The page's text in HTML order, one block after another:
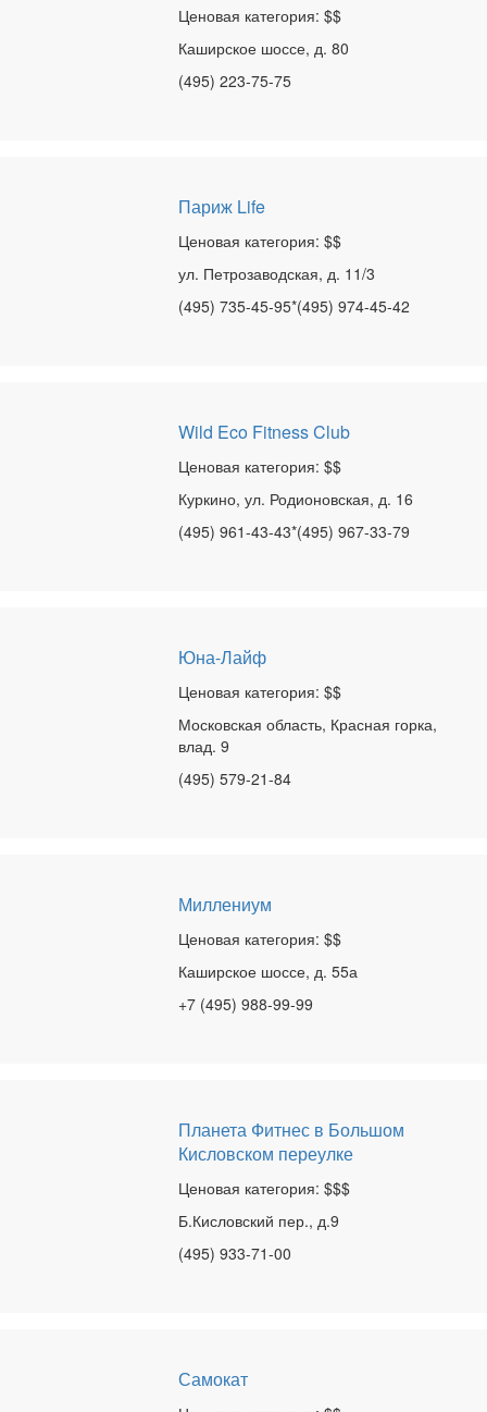
Ценовая категория: $$
Каширское шоссе, д. 80
(495) 223-75-75
Париж Life
Ценовая категория: $$
ул. Петрозаводская, д. 11/3
(495) 735-45-95*(495) 974-45-42
Wild Eco Fitness Club
Ценовая категория: $$
Куркино, ул. Родионовская, д. 16
(495) 961-43-43*(495) 967-33-79
Юна-Лайф
Ценовая категория: $$
Московская область, Красная горка,
влад. 9
(495) 579-21-84
Миллениум
Ценовая категория: $$
Каширское шоссе, д. 55а
+7 (495) 988-99-99
Планета Фитнес в Большом
Кисловском переулке
Ценовая категория: $$$
Б.Кисловский пер., д.9
(495) 933-71-00
Самокат